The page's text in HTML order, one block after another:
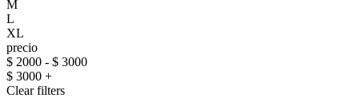
M
L
XL
precio
$ 2000 - $ 3000
$ 3000 +
Clear filters